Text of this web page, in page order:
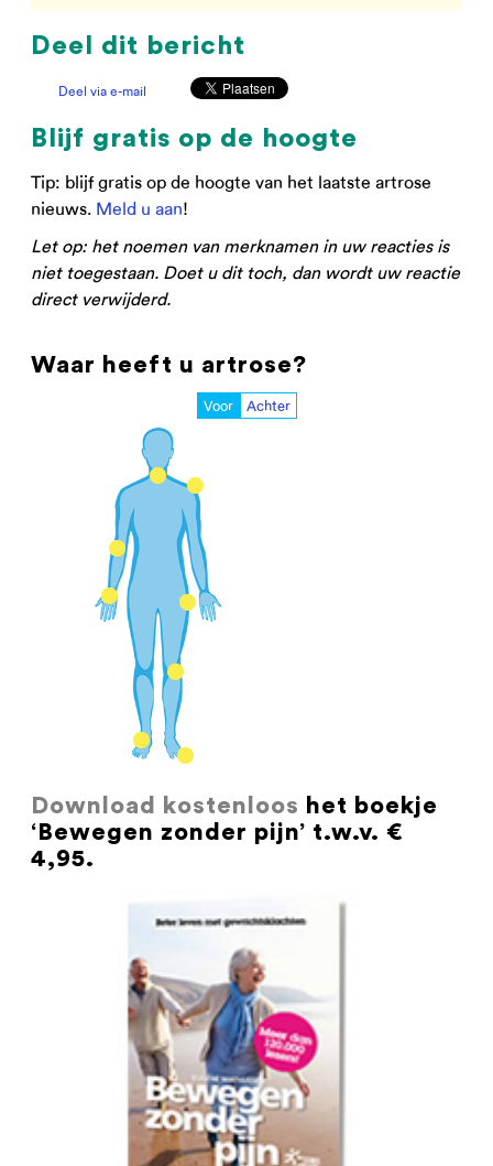
Deel dit bericht
Deel via e-mail
Blijf gratis op de hoogte
Tip: blijf gratis op de hoogte van het laatste artrose
nieuws. Meld u aan!
Let op: het noemen van merknamen in uw reacties is
niet toegestaan. Doet u dit toch, dan wordt uw reactie
direct verwijderd.
Waar heeft u artrose?
Voor Achter
Download kostenloos het boekje
‘Bewegen zonder pijn’ t.w.v. €
4,95.